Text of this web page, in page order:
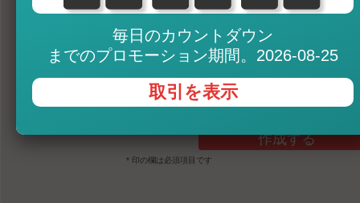
パスワード
*
繰り返し*
お誕生日
Birthday surprise
* 印の欄は必須項目です
毎日のカウントダウン
までのプロモーション期間。2026-08-25
取引を表示